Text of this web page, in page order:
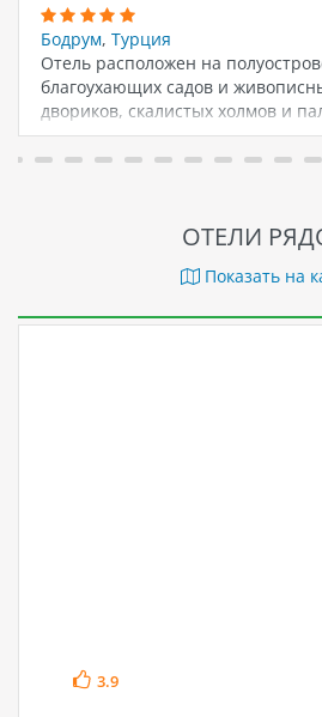
Бодрум, Турция
Отель расположен на
благоухающих садов и
двориков, скалистых холмов и
ОТЕЛИ
Показать на
3.9